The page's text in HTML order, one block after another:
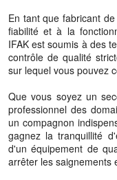
En tant que fabricant
fiabilité et à la
IFAK est soumis à des
contrôle de qualité
sur lequel vous pouvez
Que vous soyez un
professionnel des
un compagnon
gagnez la tranquillité
d'un équipement de
arrêter les saignements